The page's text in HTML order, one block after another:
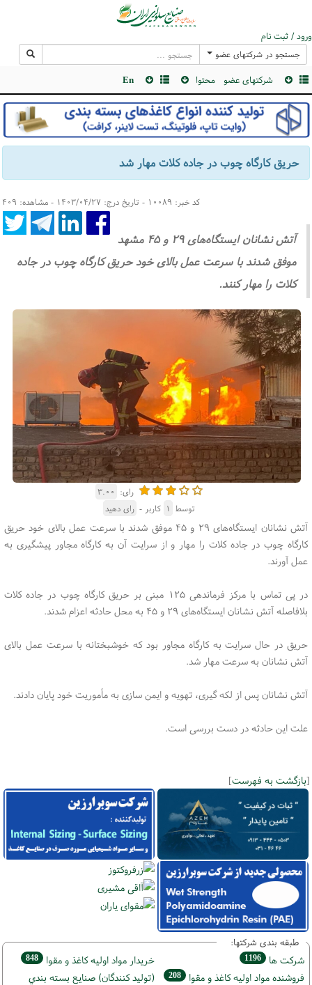
ورود / ثبت نام
جستجو در شرکتهای عضو
شرکتهای عضو محتوا En
حریق کارگاه چوب در جاده کلات مهار شد
کد خبر: ۱۰۰۸۹ - تاریخ درج: ۱۴۰۳/۰۴/۲۷ - مشاهده: ۴۰۹
آتش نشانان ایستگاه‌های ۲۹ و ۴۵ مشهد
موفق شدند با سرعت عمل بالای خود حریق کارگاه چوب در جاده
کلات را مهار کنند.
رای: ۳.۰۰
توسط ۱ کاربر - رای دهید
آتش نشانان ایستگاه‌های ۲۹ و ۴۵ موفق شدند با سرعت عمل بالای خود حریق
کارگاه چوب در جاده کلات را مهار و از سرایت آن به کارگاه مجاور پیشگیری به
عمل آورند.
در پی تماس با مرکز فرماندهی ۱۲۵ مبنی بر حریق کارگاه چوب در جاده کلات
بلافاصله آتش نشانان ایستگاه‌های ۲۹ و ۴۵ به محل حادثه اعزام شدند.
حریق در حال سرایت به کارگاه مجاور بود که خوشبختانه با سرعت عمل بالای
آتش نشانان به سرعت مهار شد.
آتش نشانان پس از لکه گیری، تهویه و ایمن سازی به مأموریت خود پایان دادند.
علت این حادثه در دست بررسی است.
[بازگشت به فهرست]
طبقه بندی شرکتها:
شركت ها 1196 خريدار مواد اوليه كاغذ و مقوا 848
فروشنده مواد اوليه كاغذ و مقوا 208 (تولید كنندگان) صنايع بسته بندي